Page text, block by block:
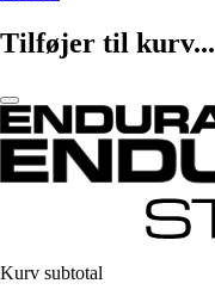
Tilføjer til kurv...
Kurv subtotal